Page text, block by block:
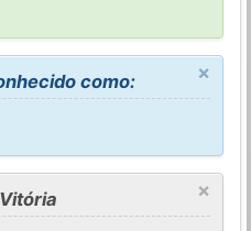
×
como:
×